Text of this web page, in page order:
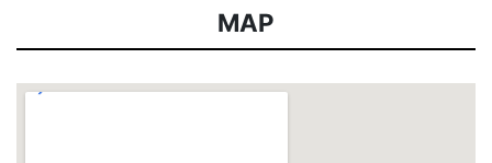
MAP